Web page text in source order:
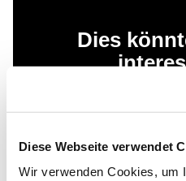
Diese Webseite verwendet
Wir verwenden Cookies, um
Dies